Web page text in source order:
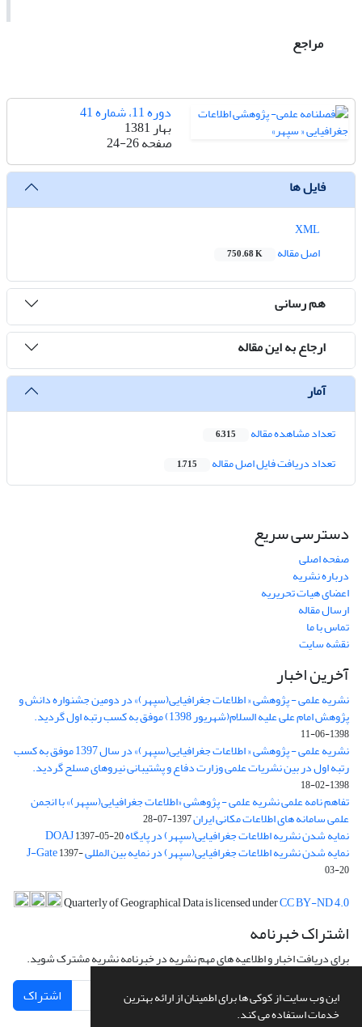
این وب سایت از کوکی ها برای اطمینان از ارائه بهترین
خدمات استفاده می کند.
مراجع
دوره 11، شماره 41
بهار 1381
صفحه24-26
فایل ها
اصل مقاله
750.68 K
هم رسانی
ارجاع به این مقاله
آمار
تعداد مشاهده مقاله 6,315
تعداد دریافت فایل اصل مقاله 1,715
دسترسی سریع
صفحه اصلی
درباره نشریه
اعضای هیات تحریریه
ارسال مقاله
تماس با ما
نقشه سایت
آخرین اخبار
نشریه علمی - پژوهشی « اطلاعات جغرافیایی(سپهر)» در دومین جشنواره دانش و
پژوهش امام علی علیه السلام(شهریور 1398) موفق به کسب رتبه اول گردید.
1398-06-11
نشریه علمی - پژوهشی « اطلاعات جغرافیایی(سپهر)» در سال 1397 موفق به کسب
رتبه اول در بین نشریات علمی وزارت دفاع و پشتیبانی نیروهای مسلح گردید.
1398-02-18
تفاهم نامه علمی نشریه علمی - پژوهشی «اطلاعات جغرافیایی(سپهر)» با انجمن
علمی سامانه های اطلاعات مکانی ایران1397-07-28
نمایه شدن نشریه اطلاعات جغرافیایی(سپهر) در پایگاه DOAJ1397-05-20
نمایه شدن نشریه اطلاعات جغرافیایی(سپهر) در نمایه بین المللی J-Gate1397-
03-20
Quarterly of Geographical Data is licensed underCC BY-ND 4.0
اشتراک خبرنامه
برای دریافت اخبار و اطلاعیه های مهم نشریه در خبرنامه نشریه مشترک شوید.
اشتراک